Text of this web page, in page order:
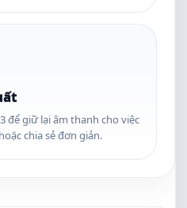
để giữ lại âm thanh cho việc
chia sẻ đơn giản.